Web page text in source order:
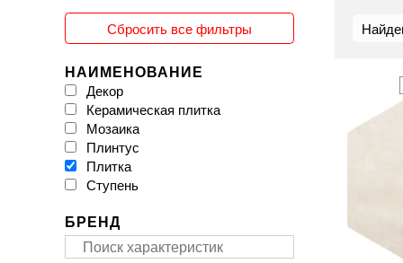
Сбросить все фильтры
НАИМЕНОВАНИЕ
Декор
Керамическая плитка
Мозаика
Плинтус
Плитка
Ступень
БРЕНД